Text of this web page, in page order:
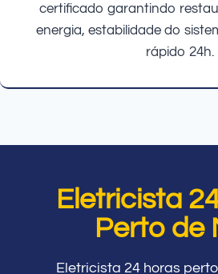
certificado garantindo
energia, estabilidade do
rápido 24h.
Eletricista
Perto de
Eletricista 24 horas